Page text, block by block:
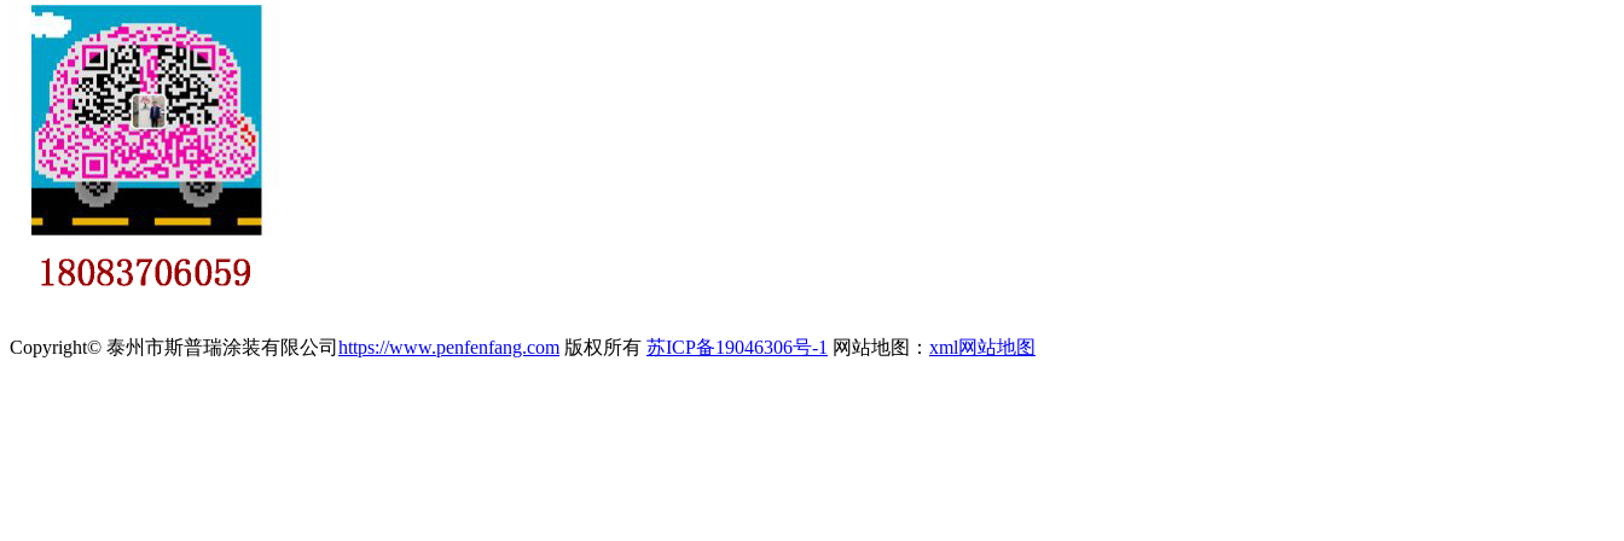
Copyright© 泰州市斯普瑞涂装有限公司 https://www.penfenfang.com 版权所有 苏ICP备19046306号-1 网站地图： xml网站地图